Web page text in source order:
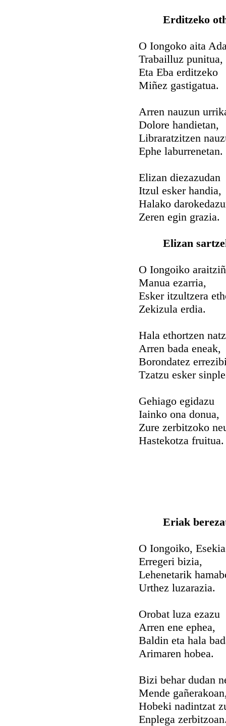
Erditzeko
O Iongoko aita
Trabailluz punitua,
Eta Eba erditzeko
Miñez gastigatua.
Arren nauzun
Dolore handietan,
Libraratzitzen
Ephe laburrenetan.
Elizan diezazudan
Itzul esker handia,
Halako
Zeren egin grazia.
Elizan
O Iongoiko
Manua ezarria,
Esker itzultzera
Zekizula erdia.
Hala ethortzen
Arren bada eneak,
Borondatez
Tzatzu esker
Gehiago egidazu
Iainko ona donua,
Zure zerbitzoko
Hastekotza fruitua.
Eriak
O Iongoiko,
Erregeri bizia,
Lehenetarik
Urthez luzarazia.
Orobat luza ezazu
Arren ene ephea,
Baldin eta hala
Arimaren hobea.
Bizi behar dudan
Mende
Hobeki nadintzat
Enplega